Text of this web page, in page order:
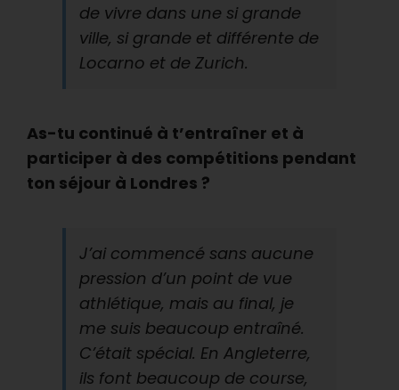
de vivre dans une si grande
ville, si grande et différente de
Locarno et de Zurich.
As-tu continué à t’entraîner et à
participer à des compétitions pendant
ton séjour à Londres ?
J’ai commencé sans aucune
pression d’un point de vue
athlétique, mais au final, je
me suis beaucoup entraîné.
C’était spécial. En Angleterre,
ils font beaucoup de course,